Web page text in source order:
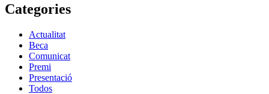
Categories
Actualitat
Beca
Comunicat
Premi
Presentació
Todos